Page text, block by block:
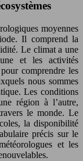
moyennes
Il comprend la
Le climat a une
et les activités
comprendre les
nous sommes
Les conditions
région à l’autre,
le monde. Le
la disponibilité
précis sur le
et les